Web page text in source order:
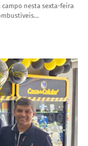
campo nesta sexta-feira